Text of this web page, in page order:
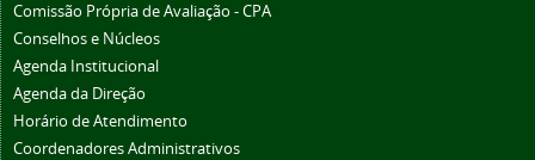
Comissão Própria de Avaliação - CPA
Conselhos e Núcleos
Agenda Institucional
Agenda da Direção
Horário de Atendimento
Coordenadores Administrativos